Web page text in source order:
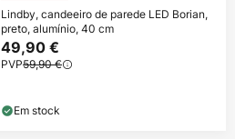
Lindby, candeeiro de parede LED Borian,
preto, alumínio, 40 cm
49,90 €
PVP59,90 €
Em stock